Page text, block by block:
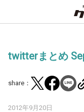
twitterまとめ
share：
2012年9月20日